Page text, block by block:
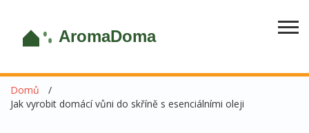
Domů
Jak vyrobit domácí vůni do skříně s esenciálními oleji